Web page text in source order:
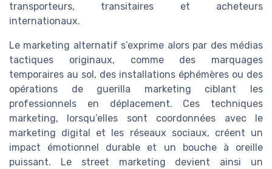
transporteurs, transitaires et acheteurs
internationaux.
Le marketing alternatif s’exprime alors par des médias
tactiques originaux, comme des marquages
temporaires au sol, des installations éphémères ou des
opérations de guerilla marketing ciblant les
professionnels en déplacement. Ces techniques
marketing, lorsqu’elles sont coordonnées avec le
marketing digital et les réseaux sociaux, créent un
impact émotionnel durable et un bouche à oreille
puissant. Le street marketing devient ainsi un